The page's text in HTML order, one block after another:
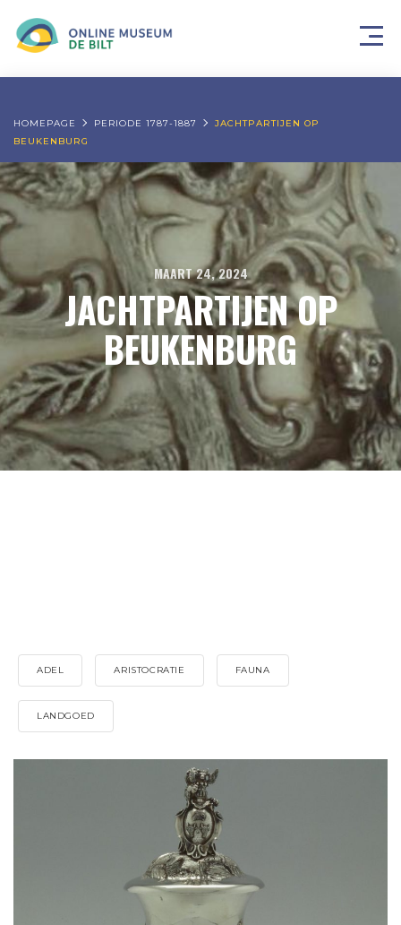
HOMEPAGE PERIODE 1787-1887
JACHTPARTIJEN OP
BEUKENBURG
MAART 24, 2024
JACHTPARTIJEN OP
BEUKENBURG
ADEL ARISTOCRATIE FAUNA
LANDGOED